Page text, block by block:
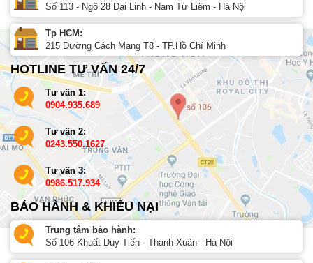
Số 113 - Ngõ 28 Đại Linh - Nam Từ Liêm - Hà Nội
Tp HCM:
215 Đường Cách Mạng T8 - TP.Hồ Chí Minh
HOTLINE TƯ VẤN 24/7
Tư vấn 1:
0904.935.689
Tư vấn 2:
0243.550.1627
Tư vấn 3:
0986.517.934
BẢO HÀNH & KHIẾU NẠI
Trung tâm bảo hành:
Số 106 Khuất Duy Tiến - Thanh Xuân - Hà Nội